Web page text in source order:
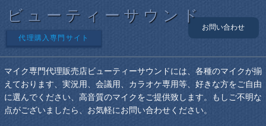
ビューティーサウンド
代理購入専門サイト
お問い合わせ
マイク専門代理販売店ビューティーサウンドには、各種のマイクが揃
えております、実況用、会議用、カラオケ専用等、好きな方をご自由
に選んでください、高音質のマイクをご提供致します。もしご不明な
点がございましたら、お気軽にお問い合わせください。